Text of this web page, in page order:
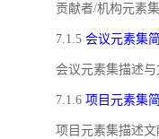
贡献者/机构元素
7.1.5 会议元素集
会议元素集描述
7.1.6 项目元素集
项目元素集描述